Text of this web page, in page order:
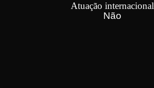
Atuação internacional
Não